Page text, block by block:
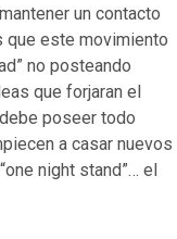
un contacto
este movimiento
no posteando
que forjaran el
poseer todo
a casar nuevos
night stand”… el